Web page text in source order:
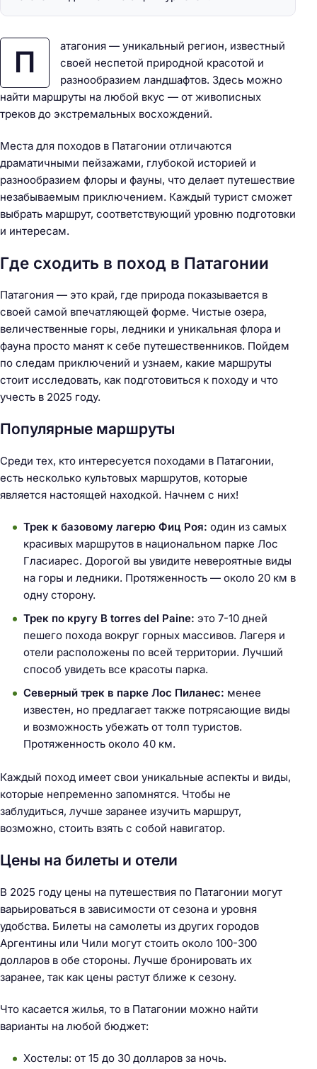
П
атагония — уникальный регион, известный
своей неспетой природной красотой и
разнообразием ландшафтов. Здесь можно
найти маршруты на любой вкус — от живописных
треков до экстремальных восхождений.
Места для походов в Патагонии отличаются
драматичными пейзажами, глубокой историей и
разнообразием флоры и фауны, что делает путешествие
незабываемым приключением. Каждый турист сможет
выбрать маршрут, соответствующий уровню подготовки
и интересам.
Где сходить в поход в Патагонии
Патагония — это край, где природа показывается в
своей самой впечатляющей форме. Чистые озера,
величественные горы, ледники и уникальная флора и
фауна просто манят к себе путешественников. Пойдем
по следам приключений и узнаем, какие маршруты
стоит исследовать, как подготовиться к походу и что
учесть в 2025 году.
Популярные маршруты
Среди тех, кто интересуется походами в Патагонии,
есть несколько культовых маршрутов, которые
является настоящей находкой. Начнем с них!
Трек к базовому лагерю Фиц Роя: один из самых
красивых маршрутов в национальном парке Лос
Гласиарес. Дорогой вы увидите невероятные виды
на горы и ледники. Протяженность — около 20 км в
одну сторону.
Трек по кругу В torres del Paine: это 7-10 дней
пешего похода вокруг горных массивов. Лагеря и
отели расположены по всей территории. Лучший
способ увидеть все красоты парка.
Северный трек в парке Лос Пиланес: менее
известен, но предлагает также потрясающие виды
и возможность убежать от толп туристов.
Протяженность около 40 км.
Каждый поход имеет свои уникальные аспекты и виды,
которые непременно запомнятся. Чтобы не
заблудиться, лучше заранее изучить маршрут,
возможно, стоить взять с собой навигатор.
Цены на билеты и отели
В 2025 году цены на путешествия по Патагонии могут
варьироваться в зависимости от сезона и уровня
удобства. Билеты на самолеты из других городов
Аргентины или Чили могут стоить около 100-300
долларов в обе стороны. Лучше бронировать их
заранее, так как цены растут ближе к сезону.
Что касается жилья, то в Патагонии можно найти
варианты на любой бюджет:
Хостелы: от 15 до 30 долларов за ночь.